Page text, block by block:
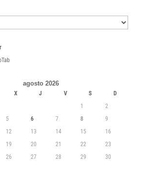
agosto 2026
X J V S
D
1
2
5 6 7 8
9
12 13 14 15
16
19 20 21 22
23
26 27 28 29
30